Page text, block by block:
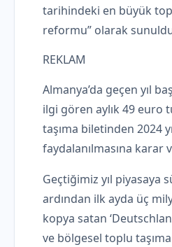
tarihindeki en büyük
reformu” olarak
REKLAM
Almanya’da geçen yıl
ilgi gören aylık 49 euro
taşıma biletinden 2024
faydalanılmasına karar
Geçtiğimiz yıl piyasaya
ardından ilk ayda üç
kopya satan
ve bölgesel toplu